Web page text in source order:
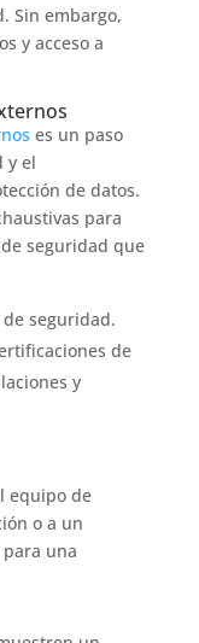
Sin embargo,
y acceso a
es un paso
y el
de datos.
para
seguridad que
seguridad.
de
y
equipo de
o a un
una